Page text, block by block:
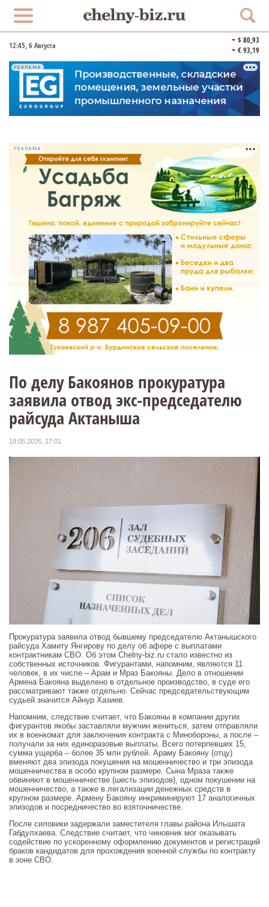
12:45, 6 Августа
$ 80,93
€ 93,19
РЕКЛАМА
РЕКЛАМА
По делу Бакоянов прокуратура
заявила отвод экс-председателю
райсуда Актаныша
19.05.2026, 17:01
Прокуратура заявила отвод бывшему председателю Актанышского
райсуда Хамиту Янгирову по делу об афере с выплатами
контрактникам СВО. Об этом Сhelny-biz.ru стало известно из
собственных источников. Фигурантами, напомним, являются 11
человек, в их числе – Арам и Мраз Бакояны. Дело в отношении
Армена Бакояна выделено в отдельное производство, в суде его
рассматривают также отдельно. Сейчас председательствующим
судьей значится Айнур Хазиев.
Напомним, следствие считает, что Бакояны в компании других
фигурантов якобы заставляли мужчин жениться, затем отправляли
их в военкомат для заключения контракта с Минобороны, а после –
получали за них единоразовые выплаты. Всего потерпевших 15,
сумма ущерба – более 35 млн рублей. Араму Бакояну (отцу)
вменяют два эпизода покушения на мошенничество и три эпизода
мошенничества в особо крупном размере. Сына Мраза также
обвиняют в мошенничестве (шесть эпизодов), одном покушении на
мошенничество, а также в легализации денежных средств в
крупном размере. Армену Бакояну инкриминируют 17 аналогичных
эпизодов и посредничество во взяточничестве.
После силовики задержали заместителя главы района Ильшата
Габдулхаева. Следствие считает, что чиновник мог оказывать
содействие по ускоренному оформлению документов и регистраций
браков кандидатов для прохождения военной службы по контракту
в зоне СВО.